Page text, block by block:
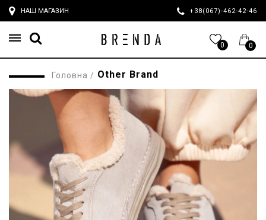
НАШ МАГАЗИН +38(067)-462-42-46
0 0
Головна / Other Brand